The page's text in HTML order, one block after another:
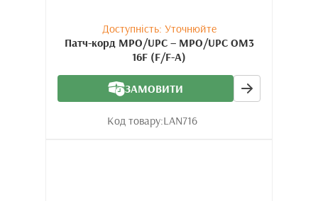
Доступність: Уточнюйте
Патч-корд MPO/UPC – MPO/UPC OM3
16F (F/F-A)
ЗАМОВИТИ
Код товару:LAN716